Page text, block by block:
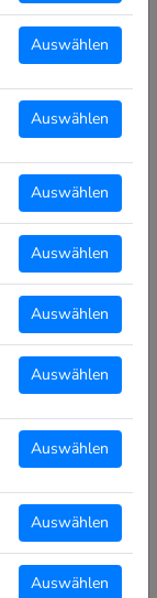
Auswählen
Auswählen
Auswählen
Auswählen
Auswählen
Auswählen
Auswählen
Auswählen
Auswählen
34
41